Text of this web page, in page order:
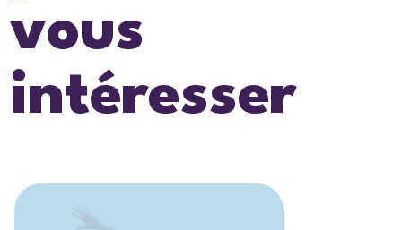
vous
intéresser